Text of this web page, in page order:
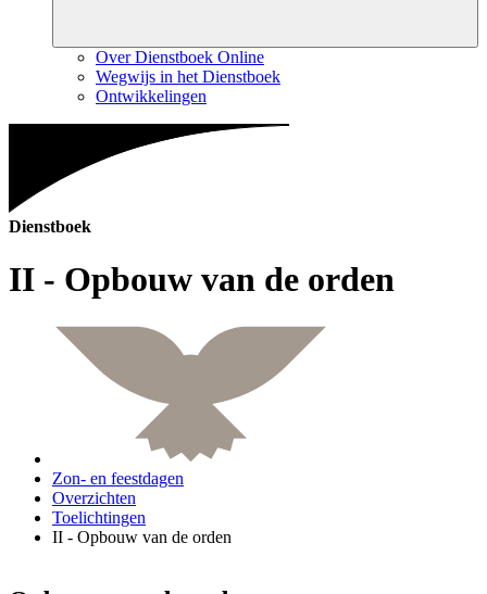
Over Dienstboek Online
Wegwijs in het Dienstboek
Ontwikkelingen
Dienstboek
II - Opbouw van de orden
Zon- en feestdagen
Overzichten
Toelichtingen
II - Opbouw van de orden